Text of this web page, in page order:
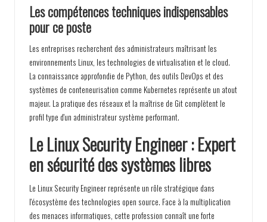
Les compétences techniques indispensables
pour ce poste
Les entreprises recherchent des administrateurs maîtrisant les
environnements Linux, les technologies de virtualisation et le cloud.
La connaissance approfondie de Python, des outils DevOps et des
systèmes de conteneurisation comme Kubernetes représente un atout
majeur. La pratique des réseaux et la maîtrise de Git complètent le
profil type d'un administrateur système performant.
Le Linux Security Engineer : Expert
en sécurité des systèmes libres
Le Linux Security Engineer représente un rôle stratégique dans
l'écosystème des technologies open source. Face à la multiplication
des menaces informatiques, cette profession connaît une forte